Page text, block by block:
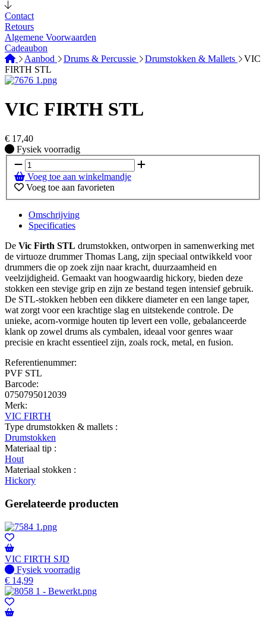
Contact
Retours
Algemene Voorwaarden
Cadeaubon
Aanbod
Drums & Percussie Drumstokken & Mallets
VIC
FIRTH STL
VIC FIRTH STL
€ 17,40
Fysiek voorradig
Fysiek voorradig
Voeg toe aan winkelmandje
Voeg toe aan favorieten
Omschrijving
Specificaties
De Vic Firth STL drumstokken, ontworpen in samenwerking met
de virtuoze drummer Thomas Lang, zijn speciaal ontwikkeld voor
drummers die op zoek zijn naar kracht, duurzaamheid en
veelzijdigheid. Gemaakt van hoogwaardig hickory, bieden deze
stokken een stevige grip en zijn ze bestand tegen intensief gebruik.
De STL-stokken hebben een dikkere diameter en een lange taper,
wat zorgt voor een krachtige slag en uitstekende controle. De
unieke, acorn-vormige houten tip levert een volle, gebalanceerde
klank op zowel drums als cymbalen, ideaal voor genres waar
precisie en kracht essentieel zijn, zoals rock, metal, en fusion.
Referentienummer:
PVF STL
Barcode:
0750795012039
Merk:
VIC FIRTH
Type drumstokken & mallets :
Drumstokken
Materiaal tip :
Hout
Materiaal stokken :
Hickory
Gerelateerde producten
VIC FIRTH SJD
Fysiek voorradig
Fysiek voorradig
€ 14,99